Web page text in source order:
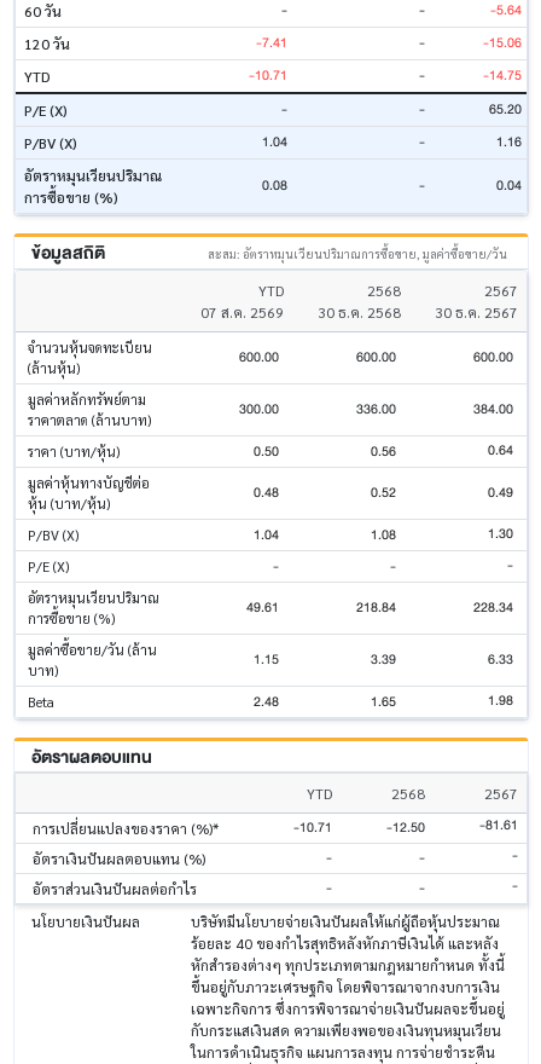
60 วัน - - -5.64
120 วัน -7.41 - -15.06
YTD -10.71 - -14.75
P/E (X) - - 65.20
P/BV (X) 1.04 - 1.16
อัตราหมุนเวียนปริมาณ
การซื้อขาย (%)
0.08 - 0.04
ข้อมูลสถิติ สะสม: อัตราหมุนเวียนปริมาณการซื้อขาย, มูลค่าซื้อขาย/วัน
YTD
07 ส.ค. 2569
2568
30 ธ.ค. 2568
2567
30 ธ.ค. 2567
จำนวนหุ้นจดทะเบียน
(ล้านหุ้น)
600.00 600.00 600.00
มูลค่าหลักทรัพย์ตาม
ราคาตลาด (ล้านบาท)
300.00 336.00 384.00
ราคา (บาท/หุ้น) 0.50 0.56 0.64
มูลค่าหุ้นทางบัญชีต่อ
หุ้น (บาท/หุ้น)
0.48 0.52 0.49
P/BV (X) 1.04 1.08 1.30
P/E (X) - - -
อัตราหมุนเวียนปริมาณ
การซื้อขาย (%)
49.61 218.84 228.34
มูลค่าซื้อขาย/วัน (ล้าน
บาท)
1.15 3.39 6.33
Beta 2.48 1.65 1.98
อัตราผลตอบแทน
YTD 2568
2567
การเปลี่ยนแปลงของราคา (%)*
-10.71 -12.50 -81.61
อัตราเงินปันผลตอบแทน (%) - - -
อัตราส่วนเงินปันผลต่อกำไร - - -
นโยบายเงินปันผล
บริษัทมีนโยบายจ่ายเงินปันผลให้แก่ผู้ถือหุ้นประมาณ
ร้อยละ 40 ของกำไรสุทธิหลังหักภาษีเงินได้ และหลัง
หักสำรองต่างๆ ทุกประเภทตามกฎหมายกำหนด ทั้งนี้
ขึ้นอยู่กับภาวะเศรษฐกิจ โดยพิจารณาจากงบการเงิน
เฉพาะกิจการ ซึ่งการพิจารณาจ่ายเงินปันผลจะขึ้นอยู่
กับกระแสเงินสด ความเพียงพอของเงินทุนหมุนเวียน
ในการดำเนินธุรกิจ แผนการลงทุน การจ่ายชำระคืน